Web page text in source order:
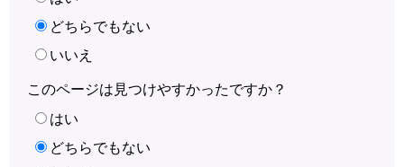
どちらでもない
いいえ
このページは見つけやすかったですか？
はい
どちらでもない